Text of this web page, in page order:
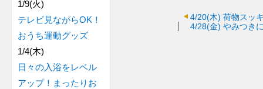
4/20(木) 荷物スッ
4/28(金) やみつき
1/9(火)
テレビ見ながらOK！
おうち運動グッズ
1/4(木)
日々の入浴をレベル
アップ！まったりお